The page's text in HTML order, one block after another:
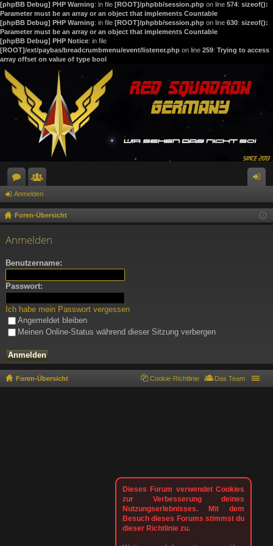
[phpBB Debug] PHP Warning: in file [ROOT]/phpbb/session.php on line 574: sizeof():
Parameter must be an array or an object that implements Countable
[phpBB Debug] PHP Warning: in file [ROOT]/phpbb/session.php on line 630: sizeof():
Parameter must be an array or an object that implements Countable
[phpBB Debug] PHP Notice: in file
[ROOT]/ext/paybas/breadcrumbmenu/event/listener.php on line 259: Trying to access
array offset on value of type bool
or
en
itg
lie m
Anmelden
Foren-Übersicht
Anmelden
Benutzername:
Passwort:
Ich habe mein Passwort vergessen
Angemeldet bleiben
Meinen Online-Status während dieser Sitzung verbergen
Dieses Forum verwendet Cookies
zur Verbesserung deines
Nutzungserlebnisses. Mit dem
Besuch dieses Forums stimmst du
dieser Richtlinie zu.
Foren-Übersicht Das Team
Cookie-Richtlinie